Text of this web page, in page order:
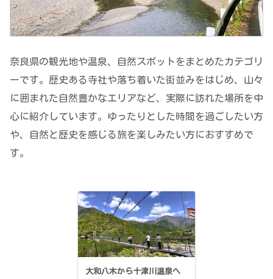
奈良県の観光地や温泉、自然スポットをまとめたカテゴリ
ーです。歴史ある寺社や落ち着いた街並みをはじめ、山々
に囲まれた自然豊かなエリアなど、実際に訪れた場所を中
心に紹介しています。ゆったりとした時間を過ごしたい方
や、自然と歴史を感じる旅を楽しみたい方におすすめで
す。
大和八木から十津川温泉へ